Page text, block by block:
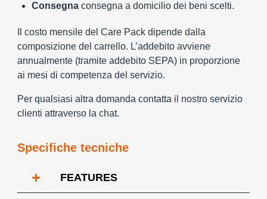
Consegna consegna a domicilio dei beni scelti.
Il costo mensile del Care Pack dipende dalla
composizione del carrello. L’addebito avviene
annualmente (tramite addebito SEPA) in proporzione
ai mesi di competenza del servizio.
Per qualsiasi altra domanda contatta il nostro servizio
clienti attraverso la chat.
Specifiche tecniche
+ FEATURES